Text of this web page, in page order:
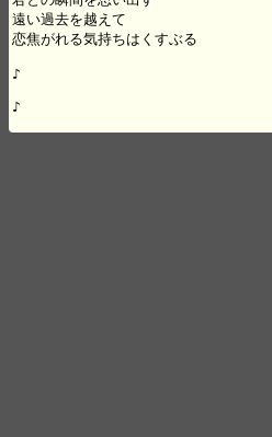
遠い過去を越えて
恋焦がれる気持ちはくすぶる
♪
♪